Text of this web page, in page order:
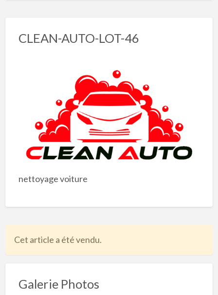
CLEAN-AUTO-LOT-46
nettoyage voiture
Cet article a été vendu.
Galerie Photos